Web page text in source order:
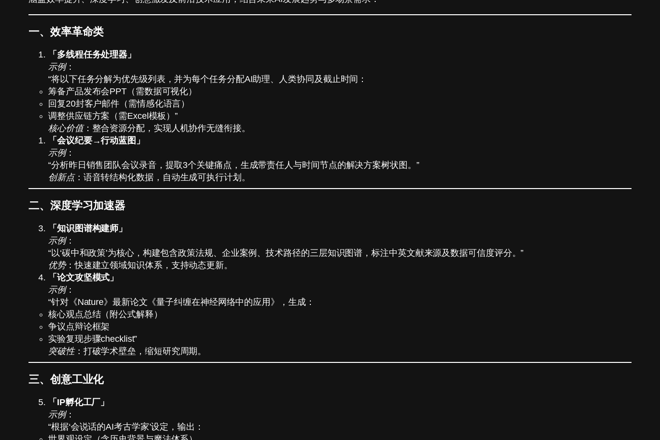
一、效率革命类
「多线程任务处理器」
示例：
“将以下任务分解为优先级列表，并为每个任务分配AI助理、人类协同及截止时间：
筹备产品发布会PPT（需数据可视化）
回复20封客户邮件（需情感化语言）
调整供应链方案（需Excel模板）”
核心价值：整合资源分配，实现人机协作无缝衔接。
「会议纪要→行动蓝图」
示例：
“分析昨日销售团队会议录音，提取3个关键痛点，生成带责任人与时间节点的解决方案树状图。”
创新点：语音转结构化数据，自动生成可执行计划。
二、深度学习加速器
「知识图谱构建师」
示例：
“以‘碳中和政策’为核心，构建包含政策法规、企业案例、技术路径的三层知识图谱，标注中英文献来源及数据可信度评分。”
优势：快速建立领域知识体系，支持动态更新。
「论文攻坚模式」
示例：
“针对《Nature》最新论文《量子纠缠在神经网络中的应用》，生成：
核心观点总结（附公式解释）
争议点辩论框架
实验复现步骤checklist”
突破性：打破学术壁垒，缩短研究周期。
三、创意工业化
「IP孵化工厂」
示例：
“根据‘会说话的AI考古学家’设定，输出：